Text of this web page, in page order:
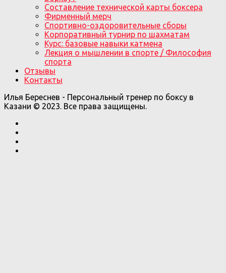
Составление технической карты боксера
Фирменный мерч
Спортивно-оздоровительные сборы
Корпоративный турнир по шахматам
Курс: базовые навыки катмена
Лекция о мышлении в спорте / Философия
спорта
Отзывы
Контакты
Илья Береснев - Персональный тренер по боксу в
Казани © 2023. Все права защищены.